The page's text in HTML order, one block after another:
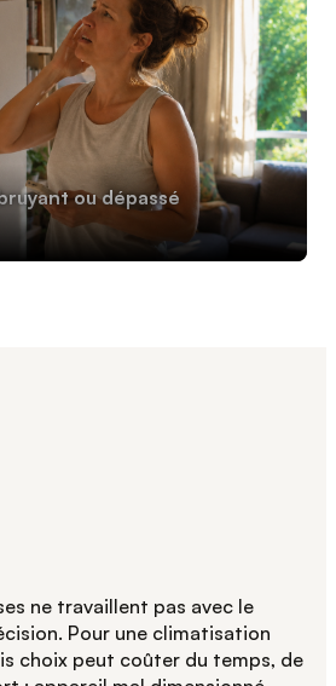
ou dépassé
ne travaillent pas avec le
Pour une climatisation
choix peut coûter du temps, de